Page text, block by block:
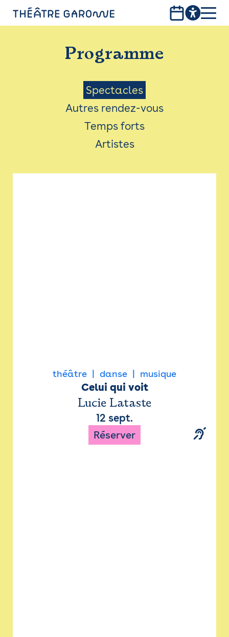
PROGRAMME
INFOS PRATIQUES
AVEC LES PUBLICS
ACCESSIBILITÉ
LES PRODUCTIONS
Programme
Menu
Saison
Spectacles
Autres rendez-vous
Temps forts
Artistes
théâtre danse musique
Celui qui voit
Lucie Lataste
12 sept.
Réserver